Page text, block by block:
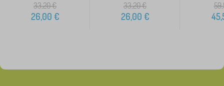
33,20€
26,00 €
33,20€
26,00 €